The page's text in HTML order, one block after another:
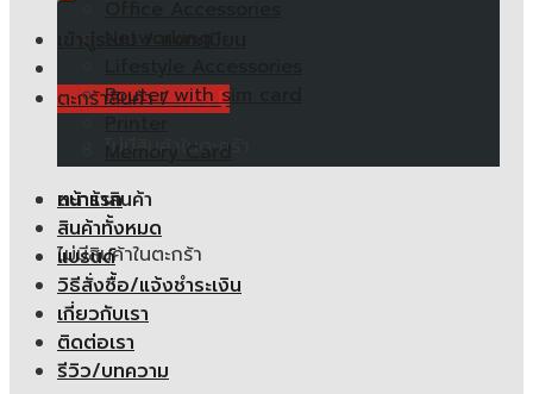
ตะกร้าสินค้า /0.00฿
ไม่มีสินค้าในตะกร้า
ตะกร้าสินค้า
ไม่มีสินค้าในตะกร้า
Router with sim card
Memory Card
หน้าแรก
สินค้าทั้งหมด
แบรนด์
วิธีสั่งซื้อ/แจ้งชำระเงิน
เกี่ยวกับเรา
ติดต่อเรา
รีวิว/บทความ